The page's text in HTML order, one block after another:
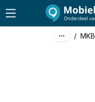
/ MKB
535,00 excl. btw
647,35 incl. btw